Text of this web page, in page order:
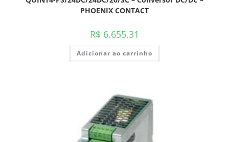
PHOENIX CONTACT
R$ 6.655,31
Adicionar ao carrinho